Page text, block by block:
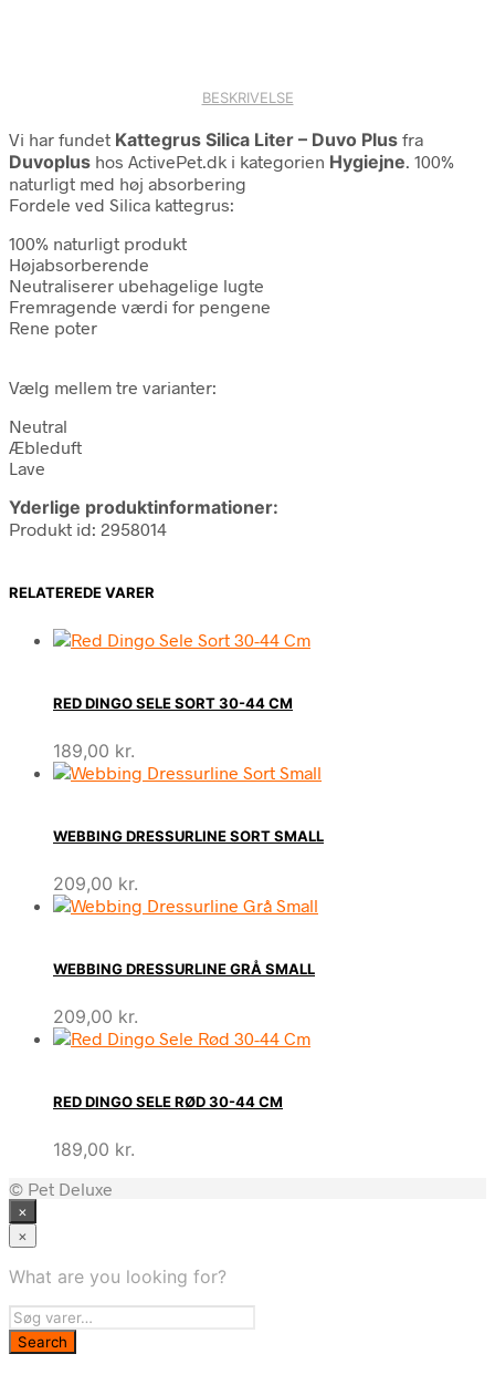
BESKRIVELSE
Vi har fundet Kattegrus Silica Liter – Duvo Plus fra
Duvoplus hos ActivePet.dk i kategorien Hygiejne. 100%
naturligt med høj absorbering
Fordele ved Silica kattegrus:
100% naturligt produkt
Højabsorberende
Neutraliserer ubehagelige lugte
Fremragende værdi for pengene
Rene poter
Vælg mellem tre varianter:
Neutral
Æbleduft
Lave
Yderlige produktinformationer:
Produkt id: 2958014
RELATEREDE VARER
RED DINGO SELE SORT 30-44 CM
189,00 kr.
WEBBING DRESSURLINE SORT SMALL
209,00 kr.
WEBBING DRESSURLINE GRÅ SMALL
209,00 kr.
RED DINGO SELE RØD 30-44 CM
189,00 kr.
© Pet Deluxe
×
×
What are you looking for?